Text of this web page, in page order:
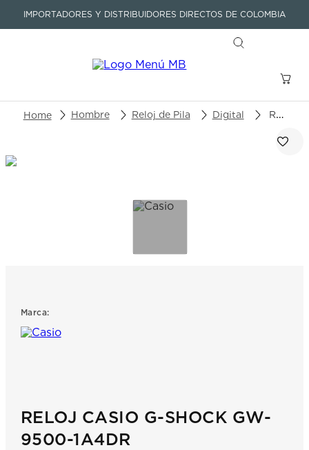
IMPORTADORES Y DISTRIBUIDORES DIRECTOS DE COLOMBIA
Buscar un producto o artículo
Hombre Reloj de Pila Digital Reloj Casio G-Shock GW-9500-1A4DR
Marca:
RELOJ CASIO G-SHOCK GW-
9500-1A4DR
TÉRMINOS MÁS BUSCADOS